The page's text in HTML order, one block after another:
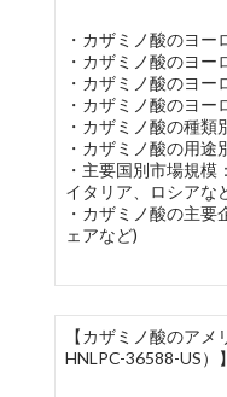
・カザミノ酸のヨー
・カザミノ酸のヨー
・カザミノ酸のヨー
・カザミノ酸のヨー
・カザミノ酸の種類
・カザミノ酸の用途
・主要国別市場規模
イタリア、ロシアな
・カザミノ酸の主
ェアなど)
【カザミノ酸のア
HNLPC-36588-US）】